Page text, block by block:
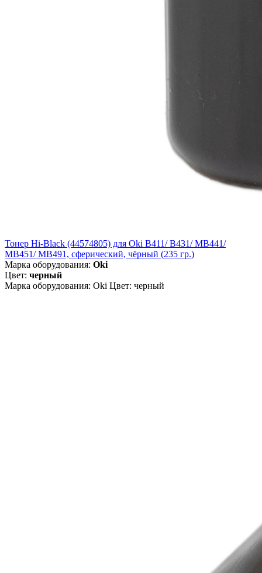
Тонер Hi-Black (44574805) для Oki B411/ B431/ MB441/
MB451/ MB491, сферический, чёрный (235 гр.)
Марка оборудования: Oki
Цвет: черный
Марка оборудования: Oki Цвет: черный